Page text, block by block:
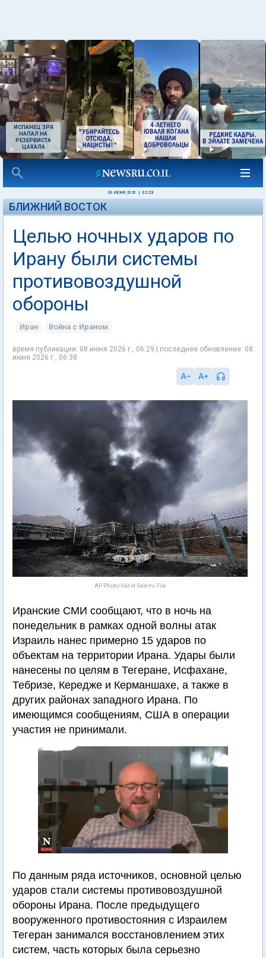
ИСПАНЕЦ ЗРЯ
НАПАЛ НА
РЕЗЕРВИСТА
ЦАХАЛА
08 ИЮНЯ 2026 02:23
БЛИЖНИЙ ВОСТОК
Целью ночных ударов по
Ирану были системы
противовоздушной
обороны
Иран Война с Ираном
время публикации: 08 июня 2026 г., 06:29 | последнее обновление: 08
июня 2026 г., 06:38
AP Photo/Vahid Salemi, File
Иранские СМИ сообщают, что в ночь на
понедельник в рамках одной волны атак
Израиль нанес примерно 15 ударов по
объектам на территории Ирана. Удары были
нанесены по целям в Тегеране, Исфахане,
Тебризе, Кередже и Керманшахе, а также в
других районах западного Ирана. По
имеющимся сообщениям, США в операции
участия не принимали.
По данным ряда источников, основной целью
ударов стали системы противовоздушной
обороны Ирана. После предыдущего
вооруженного противостояния с Израилем
Тегеран занимался восстановлением этих
систем, часть которых была серьезно